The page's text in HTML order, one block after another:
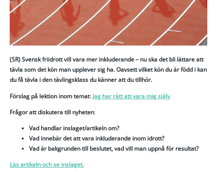
(SR) Svensk friidrott vill vara mer inkluderande – nu ska det bli lättare att
tävla som det kön man upplever sig ha. Oavsett vilket kön du är född i kan
du få tävla i den tävlingsklass du känner att du tillhör.
Förslag på lektion inom temat: Jag har rätt att vara mig själv
Frågor att diskutera till nyheten:
Vad handlar inslaget/artikeln om?
Vad innebär det att vara inkluderande inom idrott?
Vad är bakgrunden till beslutet, vad vill man uppnå för resultat?
Läs artikeln och se inslaget.